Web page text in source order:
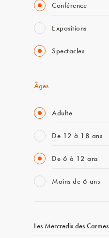
Conférence
Expositions
Spectacles
Âges
Adulte
De 12 à 18 ans
De 6 à 12 ans
Moins de 6 ans
Les Mercredis des Carmes